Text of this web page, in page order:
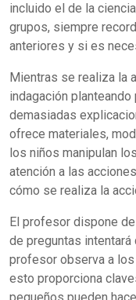
incluido el de la
grupos, siempre
anteriores y si es
Mientras se realiza la
indagación
demasiadas
ofrece materiales,
los niños manipulan
atención a las
cómo se realiza la
El profesor dispone
de preguntas intentará
profesor observa a
esto proporciona